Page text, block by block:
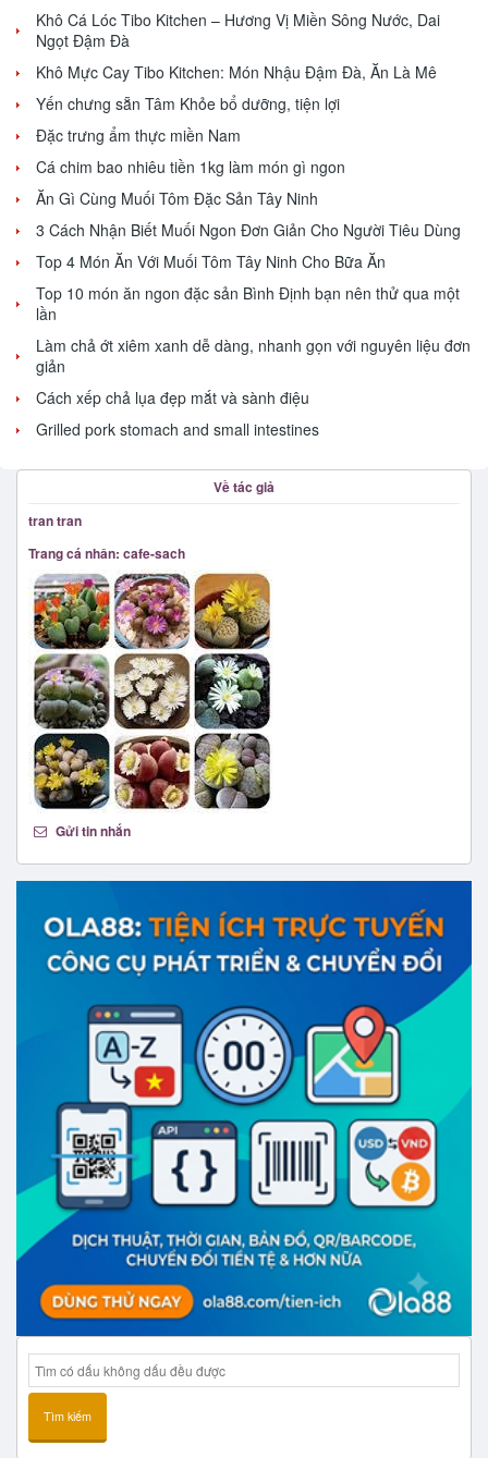
Khô Cá Lóc Tibo Kitchen – Hương Vị Miền Sông Nước, Dai
Ngọt Đậm Đà
Khô Mực Cay Tibo Kitchen: Món Nhậu Đậm Đà, Ăn Là Mê
Yến chưng sẵn Tâm Khỏe bổ dưỡng, tiện lợi
Đặc trưng ẩm thực miền Nam
Cá chim bao nhiêu tiền 1kg làm món gì ngon
Ăn Gì Cùng Muối Tôm Đặc Sản Tây Ninh
3 Cách Nhận Biết Muối Ngon Đơn Giản Cho Người Tiêu Dùng
Top 4 Món Ăn Với Muối Tôm Tây Ninh Cho Bữa Ăn
Top 10 món ăn ngon đặc sản Bình Định bạn nên thử qua một
lần
Làm chả ớt xiêm xanh dễ dàng, nhanh gọn với nguyên liệu đơn
giản
Cách xếp chả lụa đẹp mắt và sành điệu
Grilled pork stomach and small intestines
Về tác giả
tran tran
Trang cá nhân: cafe-sach
Gửi tin nhắn
Tìm kiếm